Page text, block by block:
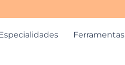
Ferramentas